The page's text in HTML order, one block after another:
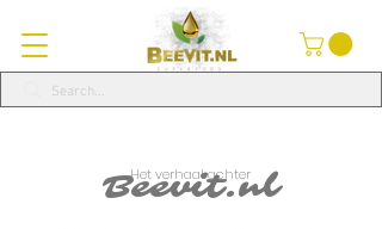
Beevit.nl
Het verhaal achter